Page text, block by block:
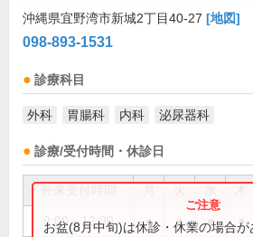
沖縄県宜野湾市新城2丁目40-27 [地図]
098-893-1531
診療科目
外科 胃腸科 内科 泌尿器科
診療/受付時間・休診日
9:00～12:00 ● ● ● ●
お盆(8月中旬)は休診・休業の場合